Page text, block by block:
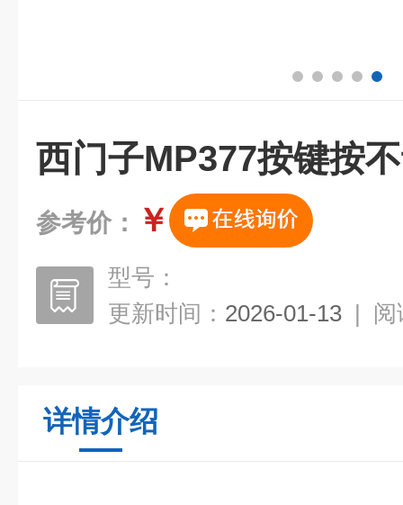
西门子MP377按键按
参考价： ￥
型号：
更新时间： 2026-01-13 | 阅
详情介绍